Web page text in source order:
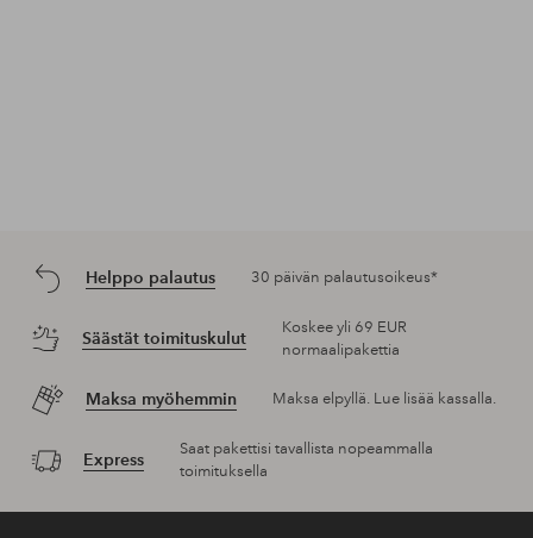
Helppo palautus 30 päivän palautusoikeus*
Säästät toimituskulut
Koskee yli 69 EUR
normaalipakettia
Maksa myöhemmin Maksa elpyllä. Lue lisää kassalla.
Express
Saat pakettisi tavallista nopeammalla
toimituksella